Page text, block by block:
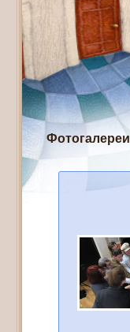
Фотогалереи